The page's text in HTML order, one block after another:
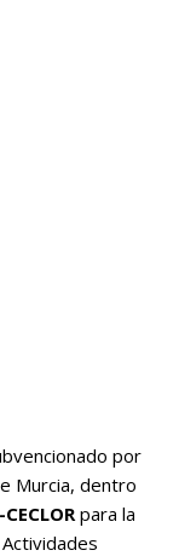
por
Murcia, dentro
para la